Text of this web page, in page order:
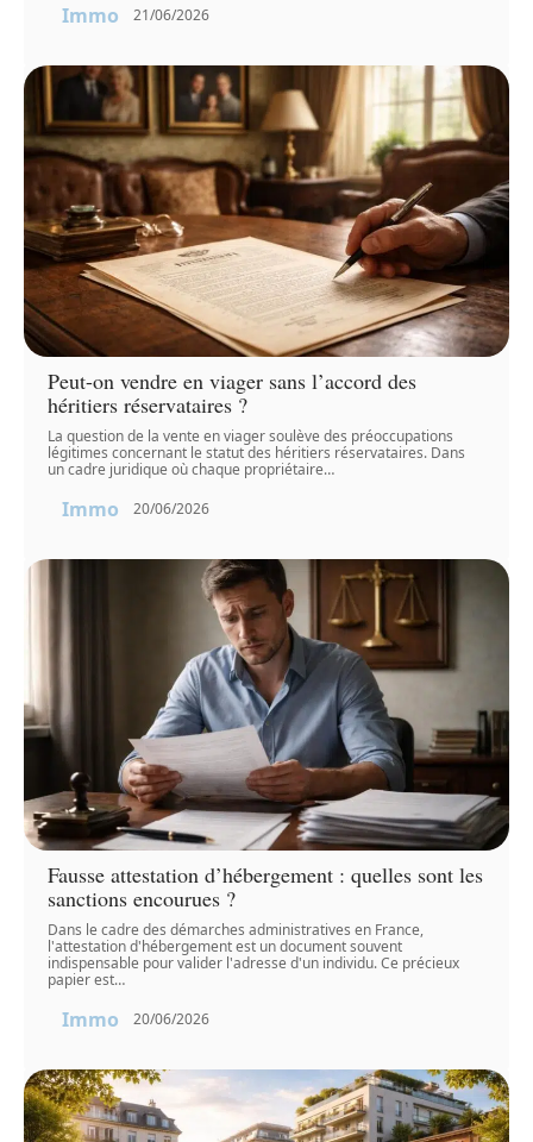
Immo 21/06/2026
Peut-on vendre en viager sans l’accord des
héritiers réservataires ?
La question de la vente en viager soulève des préoccupations
légitimes concernant le statut des héritiers réservataires. Dans
un cadre juridique où chaque propriétaire…
Immo 20/06/2026
Fausse attestation d’hébergement : quelles sont les
sanctions encourues ?
Dans le cadre des démarches administratives en France,
l'attestation d'hébergement est un document souvent
indispensable pour valider l'adresse d'un individu. Ce précieux
papier est…
Immo 20/06/2026